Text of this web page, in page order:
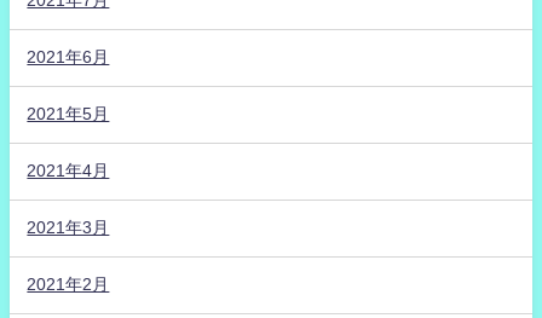
2021年6月
2021年5月
2021年4月
2021年3月
2021年2月